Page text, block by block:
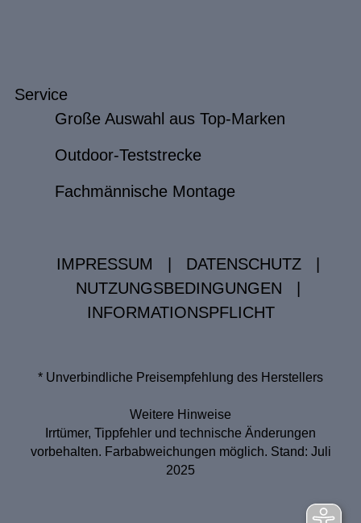
Service
Große Auswahl aus Top-Marken
Outdoor-Teststrecke
Fachmännische Montage
IMPRESSUM DATENSCHUTZ
NUTZUNGSBEDINGUNGEN
INFORMATIONSPFLICHT
* Unverbindliche Preisempfehlung des Herstellers
Weitere Hinweise
Irrtümer, Tippfehler und technische Änderungen
vorbehalten. Farbabweichungen möglich. Stand: Juli
2025